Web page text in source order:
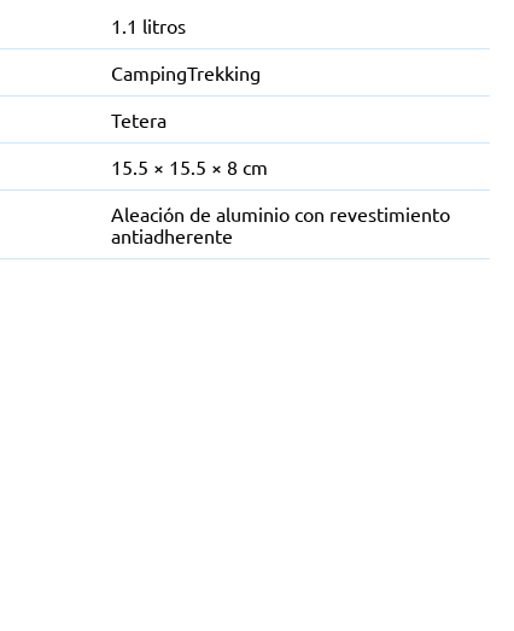
1.1 litros
CampingTrekking
Tetera
15.5 × 15.5 × 8 cm
Aleación de aluminio con revestimiento
antiadherente